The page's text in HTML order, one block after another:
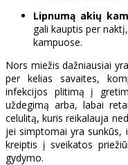
Lipnumą akių
gali kauptis per
kampuose.
Nors miežis dažniausiai
per kelias savaites,
infekcijos plitimą į
uždegimą arba, labai
celulitą, kuris reikalauja
jei simptomai yra sunkūs,
kreiptis į sveikatos
gydymo.